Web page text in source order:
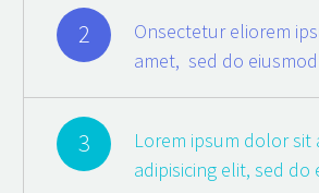
2
Onsectetur eliorem
amet, sed do eiusmod
3
Lorem ipsum dolor sit
adipisicing elit, sed do